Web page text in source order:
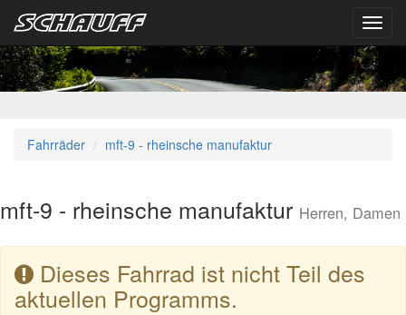
Fahrräder mft-9 - rheinsche manufaktur
mft-9 - rheinsche manufaktur Herren, Damen
Dieses Fahrrad ist nicht Teil des
aktuellen Programms.